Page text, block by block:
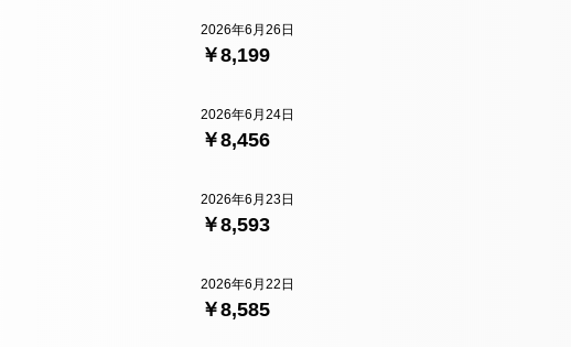
￥8,199
2026年6月26日
￥8,456
2026年6月24日
￥8,593
2026年6月23日
￥8,585
2026年6月22日